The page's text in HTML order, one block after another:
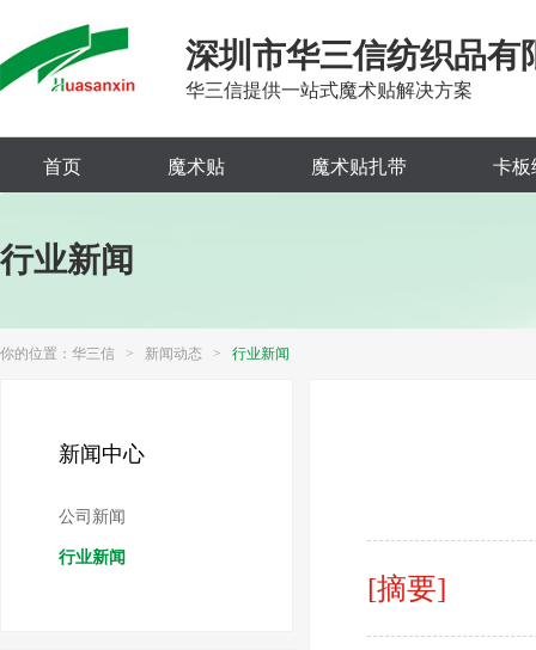
深圳市华三信纺织品有
华三信提供一站式魔术贴解决方案
首页 魔术贴 魔术贴扎带 卡板
行业新闻
你的位置： 华三信 > 新闻动态 > 行业新闻
新闻中心
公司新闻
行业新闻
[摘要]